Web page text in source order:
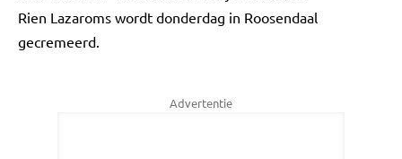
Rien Lazaroms wordt donderdag in Roosendaal
gecremeerd.
Advertentie